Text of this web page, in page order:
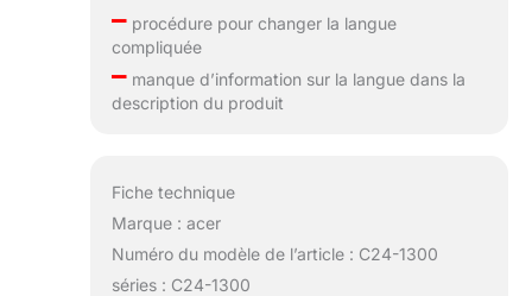
–procédure pour changer la langue
compliquée
–manque d’information sur la langue dans la
description du produit
Fiche technique
Marque : acer
Numéro du modèle de l’article : C24-1300
séries : C24-1300